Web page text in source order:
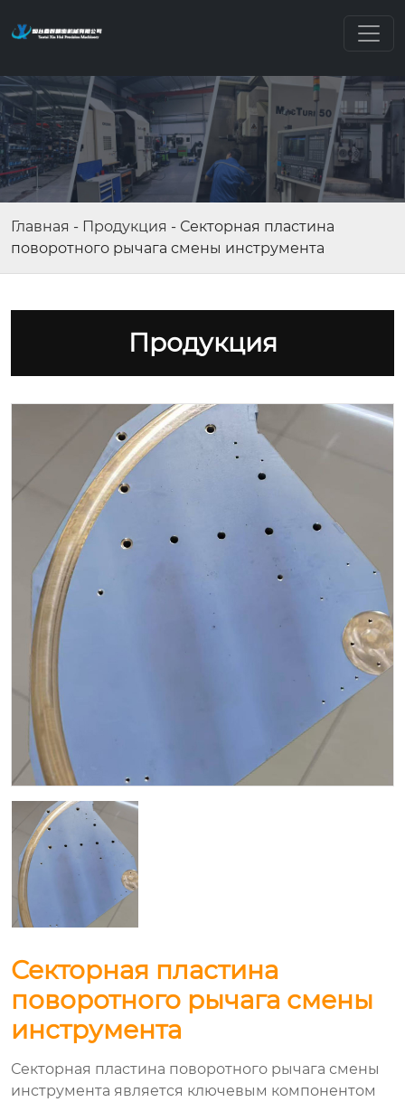
Главная - Продукция - Секторная пластина
поворотного рычага смены инструмента
Продукция
Секторная пластина
поворотного рычага смены
инструмента
Секторная пластина поворотного рычага смены
инструмента является ключевым компонентом